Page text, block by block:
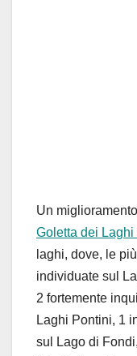
Un
Goletta dei Laghi
laghi, dove, le
individuate sul
2 fortemente
Laghi Pontini, 1
sul Lago di